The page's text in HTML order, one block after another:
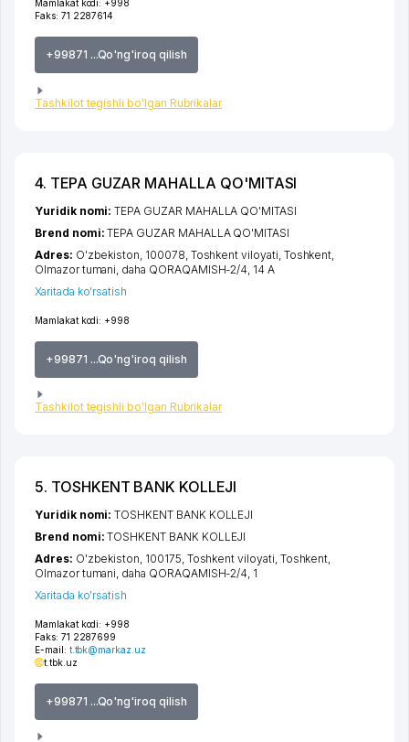
Mamlakat kodi: +998
Faks: 71 2287614
+99871 ...Qo'ng'iroq qilish
Tashkilot tegishli bo'lgan Rubrikalar
4. TEPA GUZAR MAHALLA QO'MITASI
Mamlakat kodi: +998
+99871 ...Qo'ng'iroq qilish
Tashkilot tegishli bo'lgan Rubrikalar
Yuridik nomi:TEPA GUZAR MAHALLA QO'MITASI
Brend nomi:TEPA GUZAR MAHALLA QO'MITASI
Adres: O'zbekiston, 100078, Toshkent viloyati Toshkent
Olmazor tumani daha QORAQAMISH-2/4 , 14 А
Xaritada ko'rsatish
5. TOSHKENT BANK KOLLEJI
Mamlakat kodi: +998
Faks: 71 2287699
E-mail: t.tbk@markaz.uz
t.tbk.uz
+99871 ...Qo'ng'iroq qilish
Yuridik nomi:TOSHKENT BANK KOLLEJI
Brend nomi:TOSHKENT BANK KOLLEJI
Adres: O'zbekiston, 100175, Toshkent viloyati Toshkent
Olmazor tumani daha QORAQAMISH-2/4 , 1
Xaritada ko'rsatish